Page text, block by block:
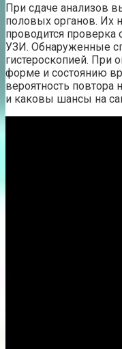
При сдаче анализов
половых органов. Их
проводится проверка
УЗИ. Обнаруженные
гистероскопией. При
форме и состоянию
вероятность повтора
и каковы шансы на